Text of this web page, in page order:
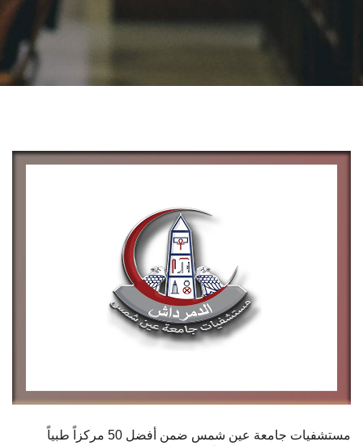
الإعلام
تواصل معنا
هيئة التدريس
سجل الان
مستشفيات جامعة عين شمس ضمن أفضل 50 مركزاً طبياً